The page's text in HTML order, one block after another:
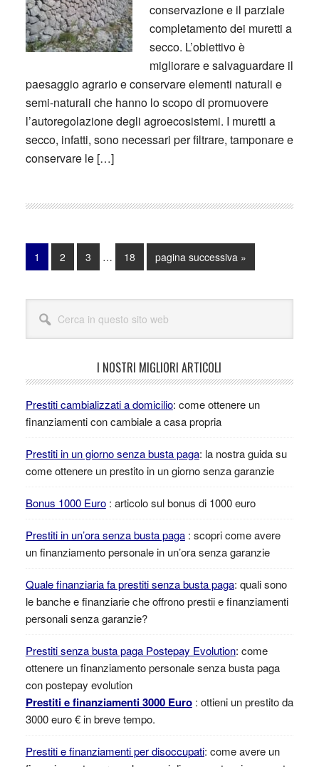
conservazione e il parziale
completamento dei muretti a
secco. L’obiettivo è
migliorare e salvaguardare il
paesaggio agrario e conservare elementi naturali e
semi-naturali che hanno lo scopo di promuovere
l’autoregolazione degli agroecosistemi. I muretti a
secco, infatti, sono necessari per filtrare, tamponare e
conservare le […]
Vai
alla
1
Vai
alla
2
Vai
alla
3
Pagine
…
Vai
alla
18
Vai
alla
pagina successiva »
Barra
laterale
questo
I NOSTRI MIGLIORI ARTICOLI
Prestiti cambializzati a domicilio: come ottenere un
finanziamenti con cambiale a casa propria
Prestiti in un giorno senza busta paga: la nostra guida su
come ottenere un prestito in un giorno senza garanzie
Bonus 1000 Euro: articolo sul bonus di 1000 euro
Prestiti in un’ora senza busta paga: scopri come avere
un finanziamento personale in un’ora senza garanzie
Quale finanziaria fa prestiti senza busta paga: quali sono
le banche e finanziarie che offrono prestii e finanziamenti
personali senza garanzie?
Prestiti senza busta paga Postepay Evolution: come
ottenere un finanziamento personale senza busta paga
con postepay evolution
Prestiti e finanziamenti 3000 Euro: ottieni un prestito da
3000 euro € in breve tempo.
Prestiti e finanziamenti per disoccupati: come avere un